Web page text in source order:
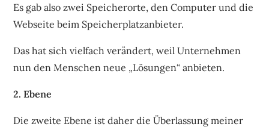
Es gab also zwei Speicherorte, den Computer und die
Webseite beim Speicherplatzanbieter.
Das hat sich vielfach verändert, weil Unternehmen
nun den Menschen neue „Lösungen“ anbieten.
2. Ebene
Die zweite Ebene ist daher die Überlassung meiner